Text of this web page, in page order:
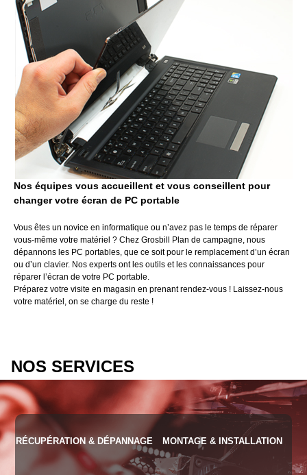
Nos équipes vous accueillent et vous conseillent pour
changer votre écran de PC portable
Vous êtes un novice en informatique ou n’avez pas le temps de réparer
vous-même votre matériel ? Chez Grosbill Plan de campagne, nous
dépannons les PC portables, que ce soit pour le remplacement d’un écran
ou d’un clavier. Nos experts ont les outils et les connaissances pour
réparer l’écran de votre PC portable.
Préparez votre visite en magasin en prenant rendez-vous ! Laissez-nous
votre matériel, on se charge du reste !
NOS SERVICES
RÉCUPÉRATION & DÉPANNAGE MONTAGE & INSTALLATION